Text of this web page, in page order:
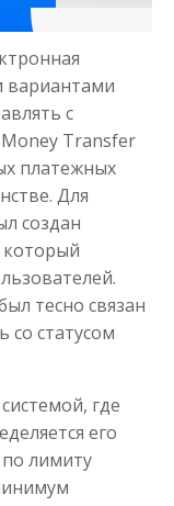
до50 000₽
до 21 дня
вариантами
с
Transfer
платежных
Для
создан
который
тесно связан
со статусом
где
его
лимиту